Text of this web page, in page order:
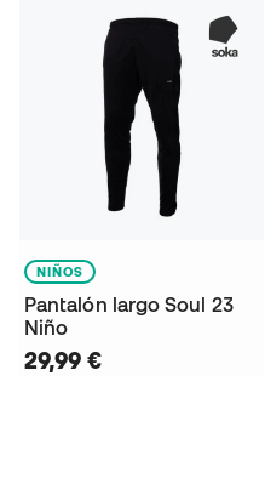
NIÑOS
Pantalón largo Soul 23
Niño
29,99 €